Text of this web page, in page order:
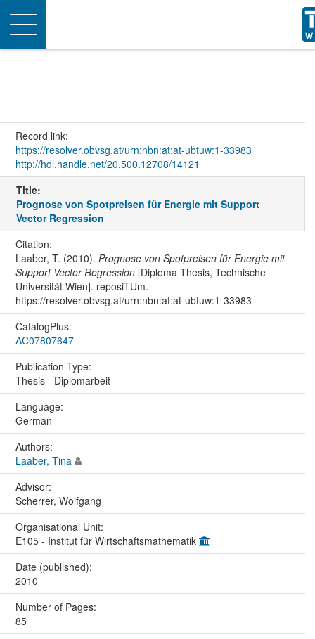
Toggle
navigation
Record link:
https://resolver.obvsg.at/urn:nbn:at:at-ubtuw:1-33983
http://hdl.handle.net/20.500.12708/14121
Title:
Prognose von Spotpreisen für Energie mit Support
Vector Regression
Citation:
Laaber, T. (2010). Prognose von Spotpreisen für Energie mit
Support Vector Regression[Diploma Thesis, Technische
Universität Wien]. reposiTUm.
https://resolver.obvsg.at/urn:nbn:at:at-ubtuw:1-33983
CatalogPlus:
AC07807647
Publication Type:
Thesis - Diplomarbeit
Language:
German
Authors:
Laaber, Tina
Advisor:
Scherrer, Wolfgang
Organisational Unit:
E105 - Institut für Wirtschaftsmathematik
Date (published):
2010
Number of Pages:
85